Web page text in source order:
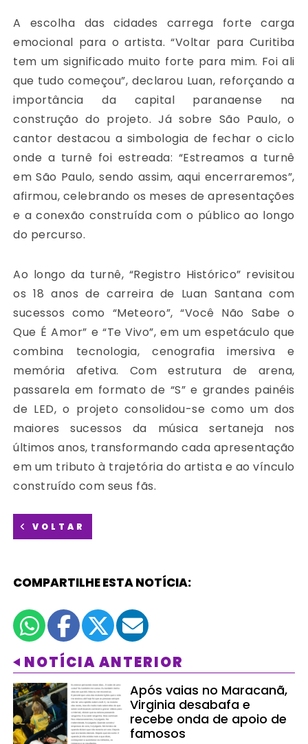
A escolha das cidades carrega forte carga
emocional para o artista. “Voltar para Curitiba
tem um significado muito forte para mim. Foi ali
que tudo começou”, declarou Luan, reforçando a
importância da capital paranaense na
construção do projeto. Já sobre São Paulo, o
cantor destacou a simbologia de fechar o ciclo
onde a turnê foi estreada: “Estreamos a turnê
em São Paulo, sendo assim, aqui encerraremos”,
afirmou, celebrando os meses de apresentações
e a conexão construída com o público ao longo
do percurso.
Ao longo da turnê, “Registro Histórico” revisitou
os 18 anos de carreira de Luan Santana com
sucessos como “Meteoro”, “Você Não Sabe o
Que É Amor” e “Te Vivo”, em um espetáculo que
combina tecnologia, cenografia imersiva e
memória afetiva. Com estrutura de arena,
passarela em formato de “S” e grandes painéis
de LED, o projeto consolidou-se como um dos
maiores sucessos da música sertaneja nos
últimos anos, transformando cada apresentação
em um tributo à trajetória do artista e ao vínculo
construído com seus fãs.
VOLTAR
COMPARTILHE ESTA NOTÍCIA:
NOTÍCIA ANTERIOR
Após vaias no Maracanã,
Virginia desabafa e
recebe onda de apoio de
famosos